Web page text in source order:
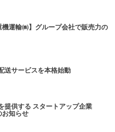
機運輸㈱】グループ会社で販売力の
送サービスを本格始動
提供する スタートアップ企業
お知らせ